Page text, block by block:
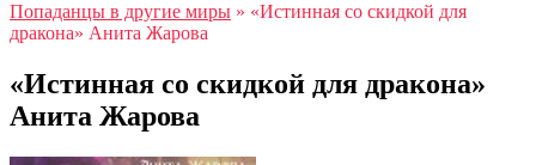
Попаданцы в другие миры » «Истинная со скидкой для
дракона» Анита Жарова
«Истинная со скидкой для дракона»
Анита Жарова